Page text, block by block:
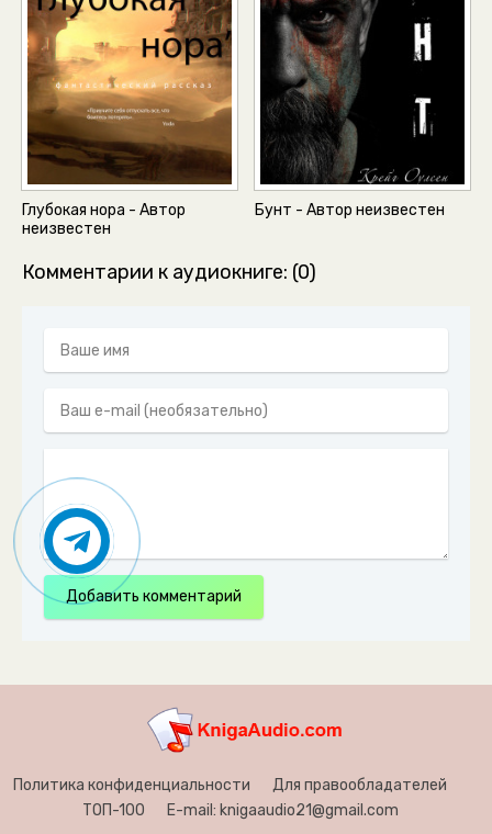
Глубокая нора - Автор
неизвестен
Бунт - Автор неизвестен
Комментарии к аудиокниге: (0)
Добавить комментарий
Политика конфиденциальности
Для правообладателей
ТОП-100
E-mail: knigaaudio21@gmail.com